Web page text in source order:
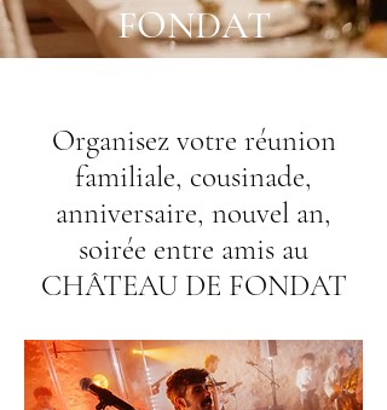
FONDAT
Organisez votre réunion
familiale, cousinade,
anniversaire, nouvel an,
soirée entre amis au
CHÂTEAU DE FONDAT